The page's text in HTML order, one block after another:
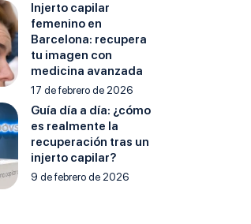
Injerto capilar
femenino en
Barcelona: recupera
tu imagen con
medicina avanzada
17 de febrero de 2026
Guía día a día: ¿cómo
es realmente la
recuperación tras un
injerto capilar?
9 de febrero de 2026